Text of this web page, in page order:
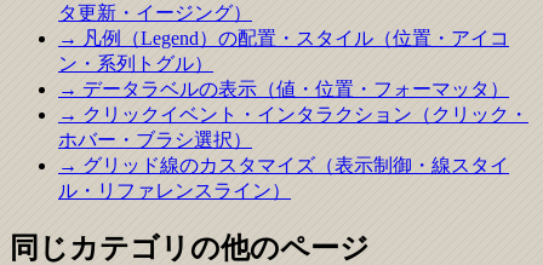
タ更新・イージング）
→ 凡例（Legend）の配置・スタイル（位置・アイコ
ン・系列トグル）
→ データラベルの表示（値・位置・フォーマッタ）
→ クリックイベント・インタラクション（クリック・
ホバー・ブラシ選択）
→ グリッド線のカスタマイズ（表示制御・線スタイ
ル・リファレンスライン）
同じカテゴリの他のページ